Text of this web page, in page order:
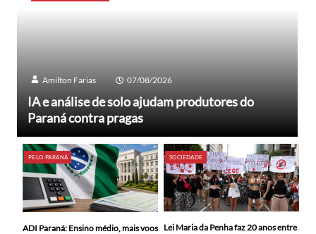
Amilton Farias 07/08/2026
IA e análise de solo ajudam produtores do
Paraná contra pragas
PELO PARANÁ
ADI Paraná: Ensino médio, mais voos
SOCIEDADE
Lei Maria da Penha faz 20 anos entre